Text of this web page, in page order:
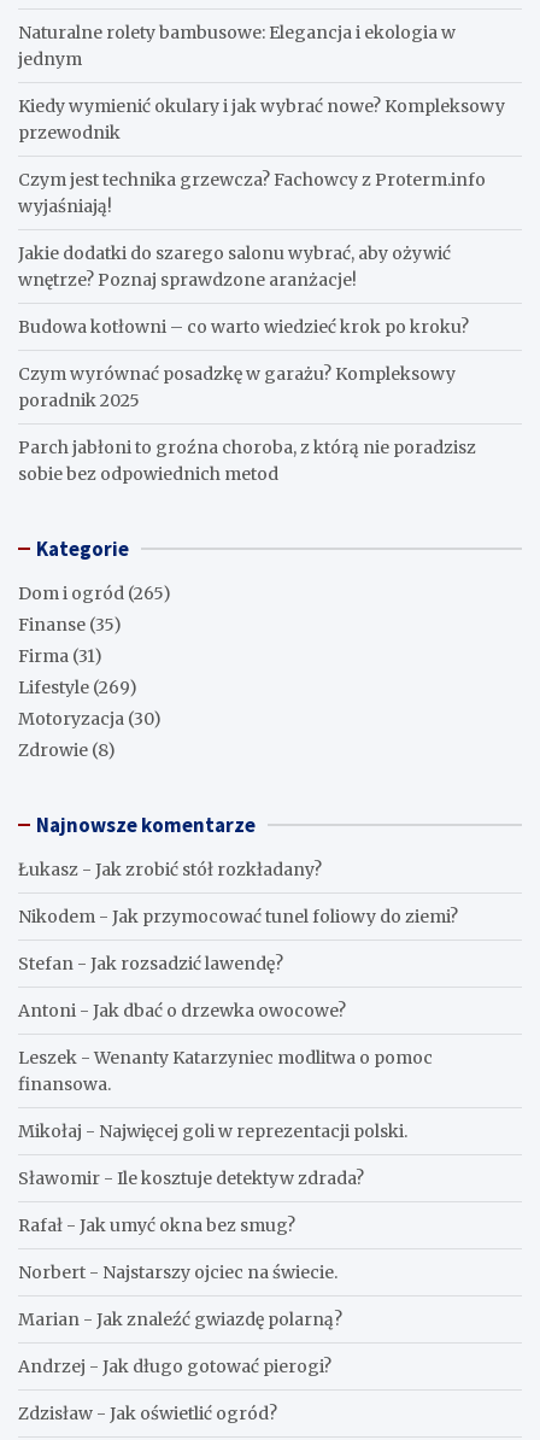
Naturalne rolety bambusowe: Elegancja i ekologia w
jednym
Kiedy wymienić okulary i jak wybrać nowe? Kompleksowy
przewodnik
Czym jest technika grzewcza? Fachowcy z Proterm.info
wyjaśniają!
Jakie dodatki do szarego salonu wybrać, aby ożywić
wnętrze? Poznaj sprawdzone aranżacje!
Budowa kotłowni – co warto wiedzieć krok po kroku?
Czym wyrównać posadzkę w garażu? Kompleksowy
poradnik 2025
Parch jabłoni to groźna choroba, z którą nie poradzisz
sobie bez odpowiednich metod
Kategorie
Dom i ogród (265)
Finanse (35)
Firma (31)
Lifestyle (269)
Motoryzacja (30)
Zdrowie (8)
Najnowsze komentarze
Łukasz - Jak zrobić stół rozkładany?
Nikodem - Jak przymocować tunel foliowy do ziemi?
Stefan - Jak rozsadzić lawendę?
Antoni - Jak dbać o drzewka owocowe?
Leszek -Wenanty Katarzyniec modlitwa o pomoc
finansowa.
Mikołaj - Najwięcej goli w reprezentacji polski.
Sławomir - Ile kosztuje detektyw zdrada?
Rafał - Jak umyć okna bez smug?
Norbert - Najstarszy ojciec na świecie.
Marian - Jak znaleźć gwiazdę polarną?
Andrzej - Jak długo gotować pierogi?
Zdzisław - Jak oświetlić ogród?